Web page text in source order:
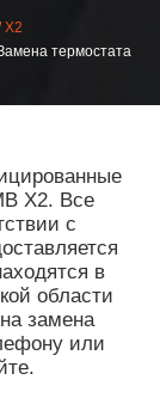
X2
термостата
Х2. Все
с
в
области
замена
или